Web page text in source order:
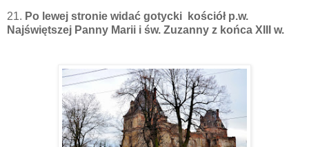
21. Po lewej stronie widać gotycki kościół p.w.
Najświętszej Panny Marii i św. Zuzanny z końca XIII w.